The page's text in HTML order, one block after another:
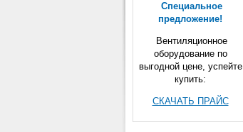
Специальное
предложение!
Вентиляционное
оборудование по
выгодной цене, успейте
купить:
СКАЧАТЬ ПРАЙС